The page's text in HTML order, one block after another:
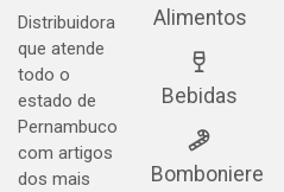
Distribuidora
que atende
todo o
estado de
Pernambuco
com artigos
dos mais
Alimentos
Bebidas
Bomboniere